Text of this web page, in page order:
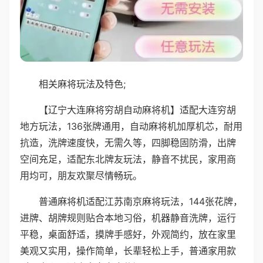
相关麻将玩法及特色;
【辽宁大连麻将穷胡自动麻将机】适配大连穷胡
地方玩法，136张牌通用，自动麻将机加厚机芯，耐用
抗造，洗牌速度快，无需久等，四脚稳固防滑，出牌
空间充足，适配东北牌友玩法，静音不扰民，家用商
用均可，朋友欢聚尽情畅玩。
普通麻将机适配江苏南京麻将玩法，144张花牌，
进牌、胡牌规则贴合本地习俗，机器静音洗牌，运行
平稳，桌面舒适，摸牌手感好，外观简约，放在家里
美观又实用，操作简单，长辈轻松上手，普通家用款